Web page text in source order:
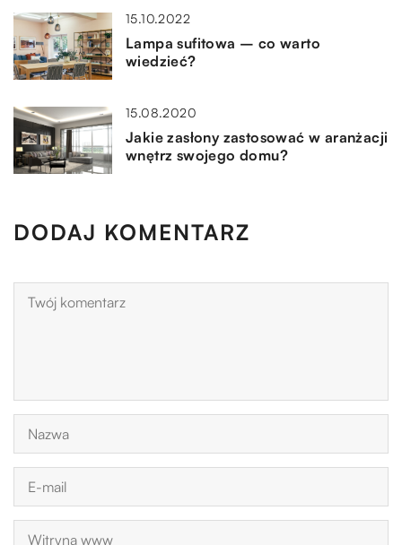
15.10.2022
Lampa sufitowa – co warto
wiedzieć?
15.08.2020
Jakie zasłony zastosować w aranżacji
wnętrz swojego domu?
DODAJ KOMENTARZ